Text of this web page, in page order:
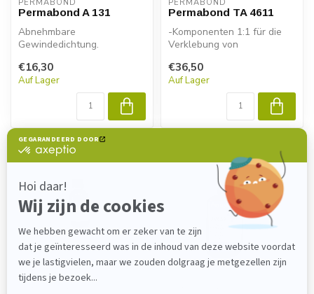
PERMABOND
Permabond A 131
Abnehmbare
Gewindedichtung.
€16,30
Auf Lager
PERMABOND
Permabond TA 4611
-Komponenten 1:1 für die
Verklebung von
Polypropylen und Polye...
€36,50
Auf Lager